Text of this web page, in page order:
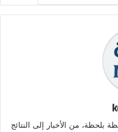
من الأخبار إلى النتائج